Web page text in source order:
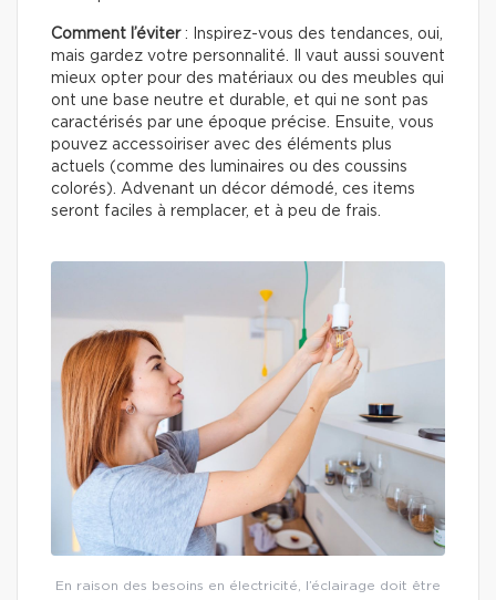
Comment l’éviter: Inspirez-vous des tendances, oui,
mais gardez votre personnalité. Il vaut aussi souvent
mieux opter pour des matériaux ou des meubles qui
ont une base neutre et durable, et qui ne sont pas
caractérisés par une époque précise. Ensuite, vous
pouvez accessoiriser avec des éléments plus
actuels (comme des luminaires ou des coussins
colorés). Advenant un décor démodé, ces items
seront faciles à remplacer, et à peu de frais.
En raison des besoins en électricité, l’éclairage doit être